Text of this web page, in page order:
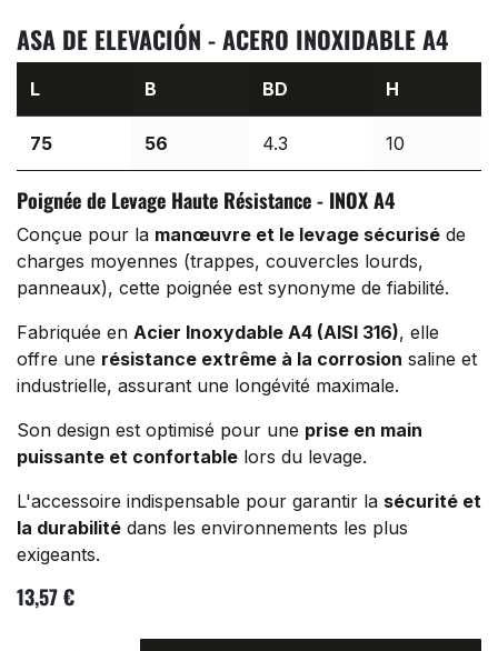
ASA DE ELEVACIÓN - ACERO INOXIDABLE A4
L B BD H
75 56 4.3 10
Poignée de Levage Haute Résistance - INOX A4
Conçue pour la manœuvre et le levage sécurisé de
charges moyennes (trappes, couvercles lourds,
panneaux), cette poignée est synonyme de fiabilité.
Fabriquée en Acier Inoxydable A4 (AISI 316), elle
offre une résistance extrême à la corrosion saline et
industrielle, assurant une longévité maximale.
Son design est optimisé pour une prise en main
puissante et confortable lors du levage.
L'accessoire indispensable pour garantir la sécurité et
la durabilité dans les environnements les plus
exigeants.
13,57€